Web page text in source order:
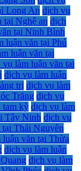
Long An dịch vụ
tại Nghệ an dịch
tại Ninh Bình
luận văn tại Phú
luận văn tại
vụ làm luận văn tại
dịch vụ làm luận
trị dịch vụ làm
Trăng dịch vụ
tam kỳ dịch vụ làm
Tây Ninh dịch vụ
Thái Nguyên
luận văn tại Thừa
dịch vụ làm luận
dịch vụ làm